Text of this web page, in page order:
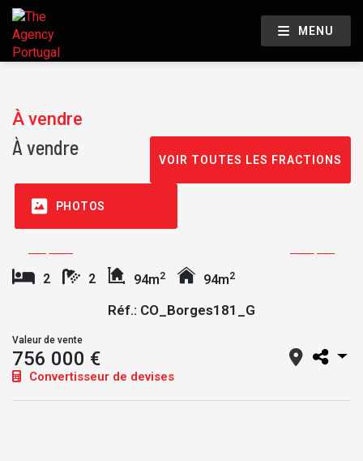
MENU
À vendre
À vendre
VOIR TOUTES LES FRACTIONS
PHOTOS
2 2 94m2 94m2
Réf.: CO_Borges181_G
Valeur de vente
756 000 €
Convertisseur de devises